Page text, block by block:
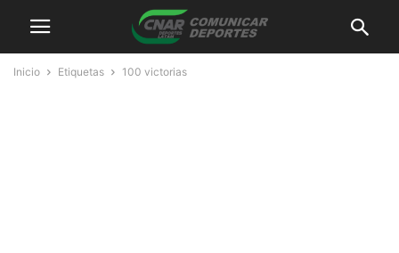
Inicio Etiquetas 100 victorias